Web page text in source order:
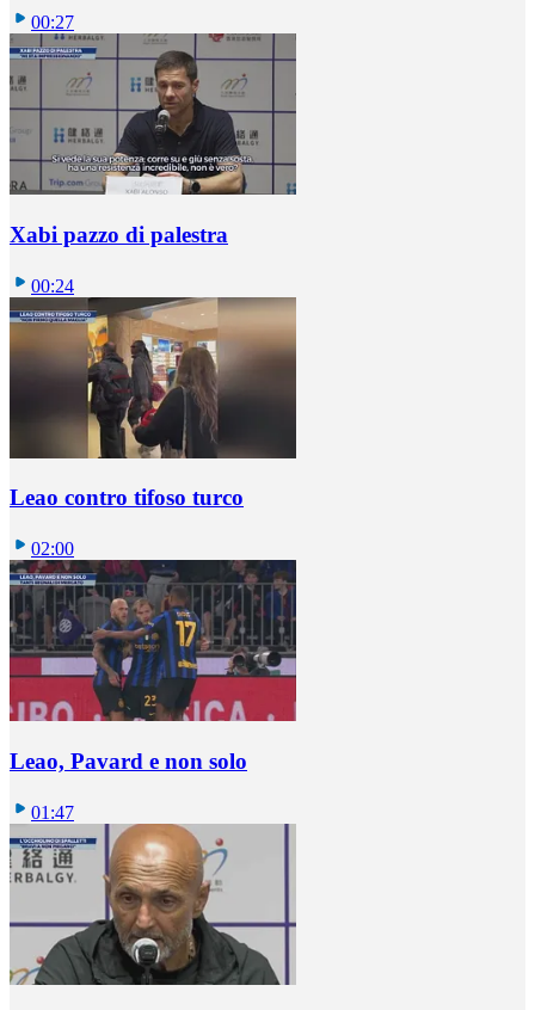
00:27
Xabi pazzo di palestra
00:24
Leao contro tifoso turco
02:00
Leao, Pavard e non solo
01:47